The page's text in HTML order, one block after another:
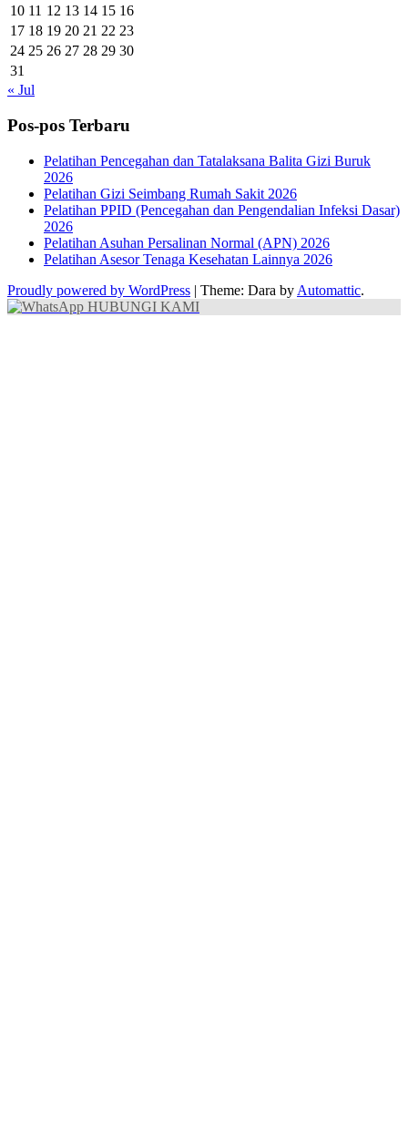
10 11 12 13 14 15 16
17 18 19 20 21 22 23
24 25 26 27 28 29 30
31
« Jul
Pos-pos Terbaru
Pelatihan Pencegahan dan Tatalaksana Balita Gizi Buruk
2026
Pelatihan Gizi Seimbang Rumah Sakit 2026
Pelatihan PPID (Pencegahan dan Pengendalian Infeksi Dasar)
2026
Pelatihan Asuhan Persalinan Normal (APN) 2026
Pelatihan Asesor Tenaga Kesehatan Lainnya 2026
Proudly powered by WordPress | Theme: Dara by Automattic.
HUBUNGI KAMI